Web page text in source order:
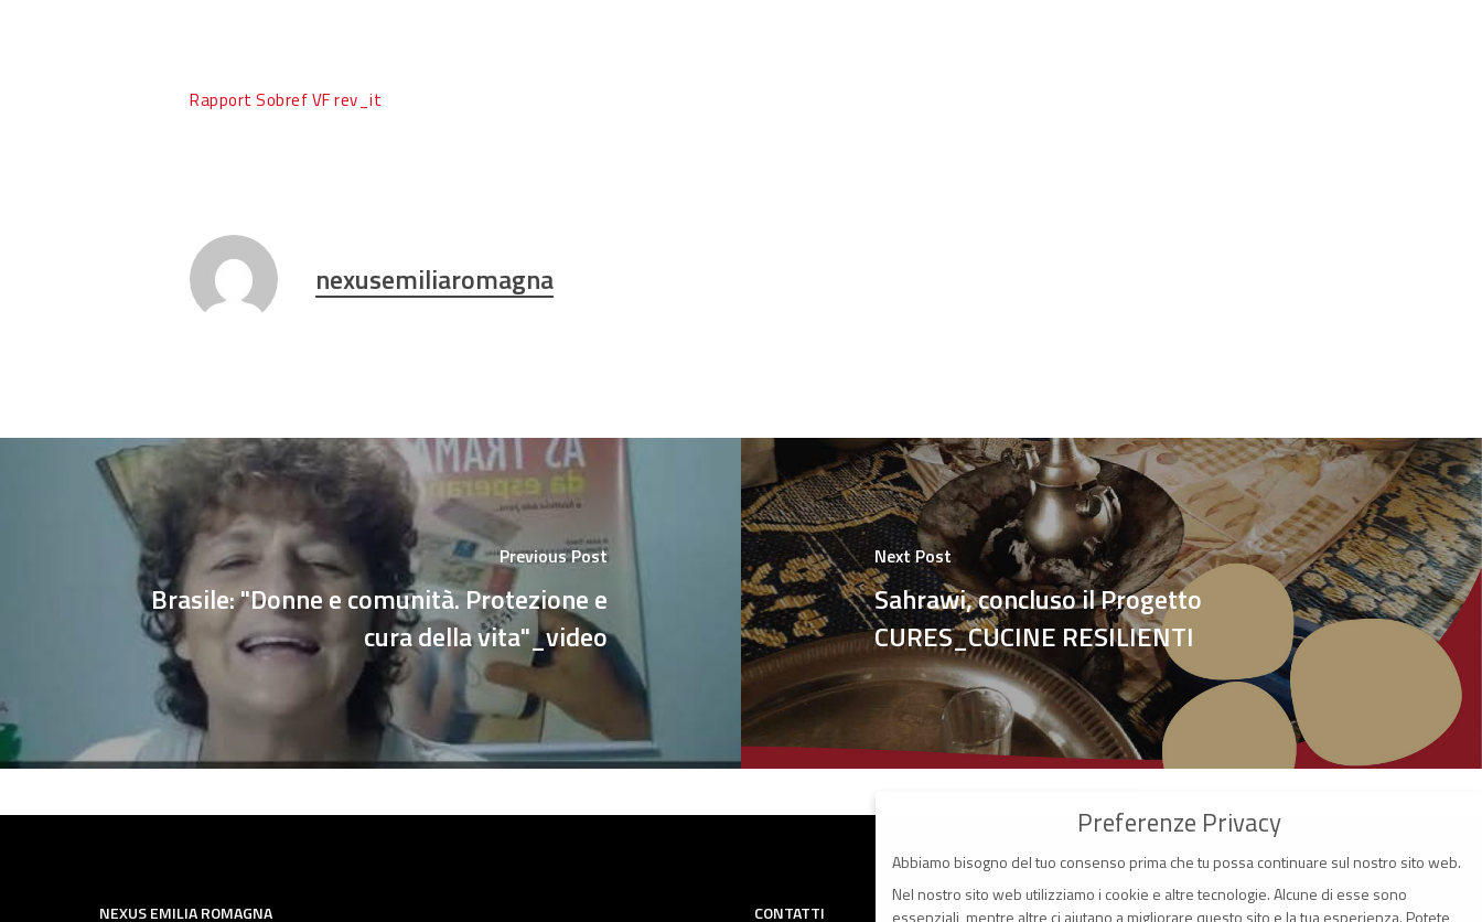
Rapport Sobref VF rev_it
nexusemiliaromagna
Previous Post
Brasile: "Donne e comunità. Protezione e
cura della vita"_video
Next Post
Sahrawi, concluso il Progetto
CURES_CUCINE RESILIENTI
NEXUS EMILIA ROMAGNA CONTATTI
Preferenze Privacy
Abbiamo bisogno del tuo consenso prima che tu possa continuare sul nostro sito web.
Nel nostro sito web utilizziamo i cookie e altre tecnologie. Alcune di esse sono
essenziali, mentre altre ci aiutano a migliorare questo sito e la tua esperienza. Potete